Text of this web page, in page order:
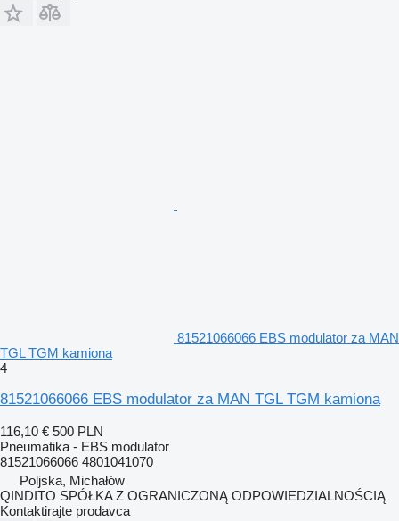
81521066066 EBS modulator za MAN
TGL TGM kamiona
4
81521066066 EBS modulator za MAN TGL TGM kamiona
116,10 € 500 PLN
Pneumatika - EBS modulator
81521066066 4801041070
Poljska, Michałów
QINDITO SPÓŁKA Z OGRANICZONĄ ODPOWIEDZIALNOŚCIĄ
Kontaktirajte prodavca